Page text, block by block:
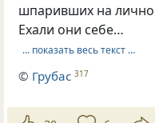
шпаривших на
Ехали они себе…
… показать весь текст …
© Грубас 317